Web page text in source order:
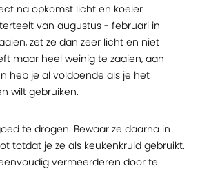
na opkomst licht en koeler
van augustus - februari in
zet ze dan zeer licht en niet
maar heel weinig te zaaien, aan
heb je al voldoende als je het
wilt gebruiken.
te drogen. Bewaar ze daarna in
totdat je ze als keukenkruid gebruikt.
vermeerderen door te